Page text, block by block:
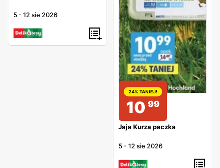
5 -12 sie 2026
24% TANIEJ!
10 99
Jaja Kurza paczka
5 -12 sie 2026